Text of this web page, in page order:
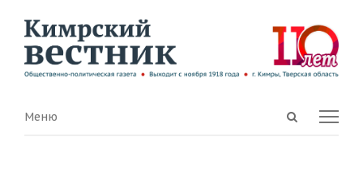
Open
Menu
Меню